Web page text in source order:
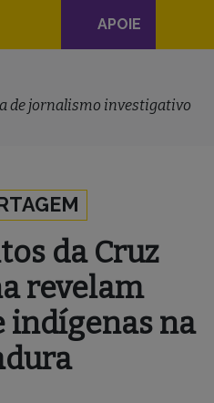
Navegação
principal
APOIE
de jornalismo investigativo
da Cruz
revelam
indígenas na